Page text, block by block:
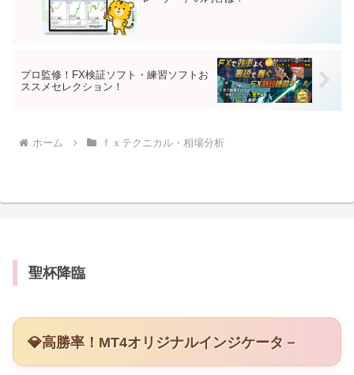
プロ監修！FX検証ソフト・練習ソフトお
ススメセレクション！
ホーム ｆｘテクニカル・相場分析
聖杯降臨
💎高勝率！MT4オリジナルインジケータ－